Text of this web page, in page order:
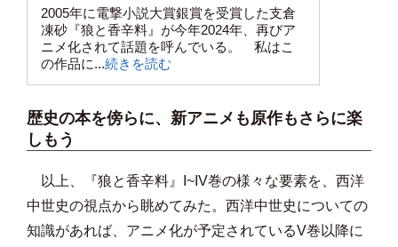
2005年に電撃小説大賞銀賞を受賞した支倉
凍砂『狼と香辛料』が今年2024年、再びア
ニメ化されて話題を呼んでいる。 私はこ
の作品に...続きを読む
歴史の本を傍らに、新アニメも原作もさらに楽
しもう
以上、『狼と香辛料』I~IV巻の様々な要素を、 西洋
中世史の視点から眺めてみた。 西洋中世史についての
知識があれば、 アニメ化が予定されているV巻以降に